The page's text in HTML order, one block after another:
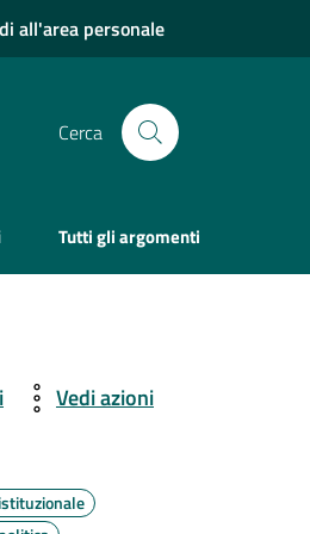
all'area personale
Cerca
Tutti gli argomenti
Vedi azioni